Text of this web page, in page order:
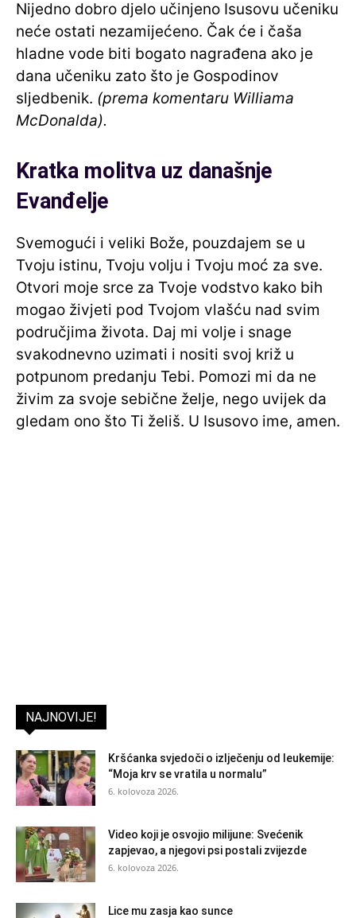
Nijedno dobro djelo učinjeno Isusovu učeniku
neće ostati nezamijećeno. Čak će i čaša
hladne vode biti bogato nagrađena ako je
dana učeniku zato što je Gospodinov
sljedbenik. (prema komentaru Williama
McDonalda).
Kratka molitva uz današnje
Evanđelje
Svemogući i veliki Bože, pouzdajem se u
Tvoju istinu, Tvoju volju i Tvoju moć za sve.
Otvori moje srce za Tvoje vodstvo kako bih
mogao živjeti pod Tvojom vlašću nad svim
područjima života. Daj mi volje i snage
svakodnevno uzimati i nositi svoj križ u
potpunom predanju Tebi. Pomozi mi da ne
živim za svoje sebične želje, nego uvijek da
gledam ono što Ti želiš. U Isusovo ime, amen.
NAJNOVIJE!
Kršćanka svjedoči o izlječenju od leukemije:
“Moja krv se vratila u normalu”
6. kolovoza 2026.
Video koji je osvojio milijune: Svećenik
zapjevao, a njegovi psi postali zvijezde
6. kolovoza 2026.
Lice mu zasja kao sunce